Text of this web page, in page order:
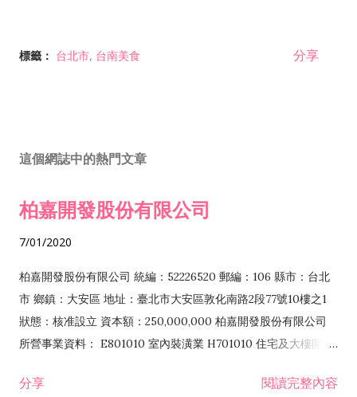
標籤： 台北市 台南美食 分享
這個網誌中的熱門文章
柏嘉開發股份有限公司
7/01/2020
柏嘉開發股份有限公司 統編：52226520 郵編：106 縣市：台北
市 鄉鎮：大安區 地址：臺北市大安區敦化南路2段77號10樓之1
狀態：核准設立 資本額：250,000,000 柏嘉開發股份有限公司
所營事業資料： E801010 室內裝潢業 H701010 住宅及大樓開發
發業 H703090 不動產買賣業 H703100 不動產租賃業 I503010
分享 閱讀完整內容